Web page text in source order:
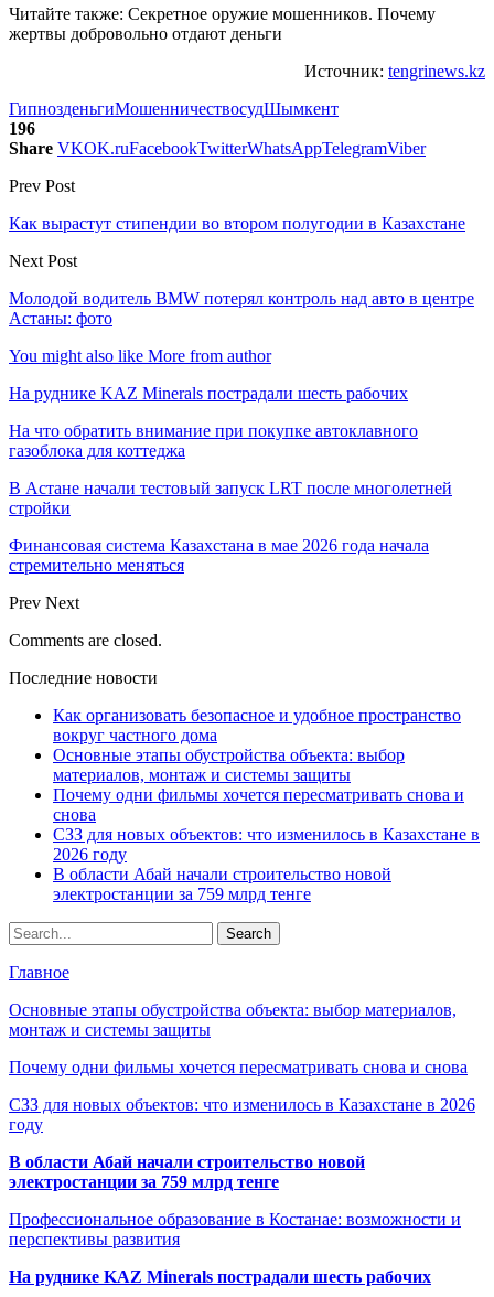
Читайте также: Секретное оружие мошенников. Почему
жертвы добровольно отдают деньги
Источник: tengrinews.kz
ГипнозденьгиМошенничествосудШымкент
196
Share VKOK.ruFacebookTwitterWhatsAppTelegramViber
Prev Post
Как вырастут стипендии во втором полугодии в Казахстане
Next Post
Молодой водитель BMW потерял контроль над авто в центре
Астаны: фото
You might also like More from author
На руднике KAZ Minerals пострадали шесть рабочих
На что обратить внимание при покупке автоклавного
газоблока для коттеджа
В Астане начали тестовый запуск LRT после многолетней
стройки
Финансовая система Казахстана в мае 2026 года начала
стремительно меняться
Prev Next
Comments are closed.
Последние новости
Как организовать безопасное и удобное пространство
вокруг частного дома
Основные этапы обустройства объекта: выбор
материалов, монтаж и системы защиты
Почему одни фильмы хочется пересматривать снова и
снова
СЗЗ для новых объектов: что изменилось в Казахстане в
2026 году
В области Абай начали строительство новой
электростанции за 759 млрд тенге
Главное
Основные этапы обустройства объекта: выбор материалов,
монтаж и системы защиты
Почему одни фильмы хочется пересматривать снова и снова
СЗЗ для новых объектов: что изменилось в Казахстане в 2026
году
В области Абай начали строительство новой
электростанции за 759 млрд тенге
Профессиональное образование в Костанае: возможности и
перспективы развития
На руднике KAZ Minerals пострадали шесть рабочих